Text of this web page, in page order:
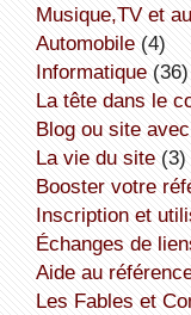
Musique,TV et
Automobile(4)
informatique(36)
la tête dans le
Blog ou site
la vie du site(3)
booster votre
inscription et
échanges de
aide au
Les Fables et